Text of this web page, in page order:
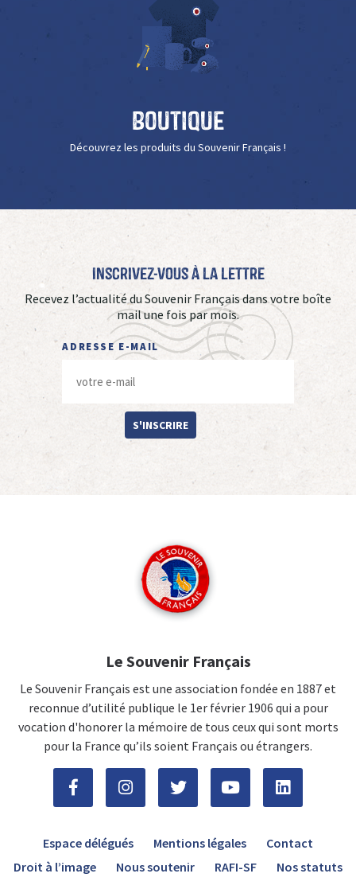
Boutique
Découvrez les produits du Souvenir Français !
Inscrivez-vous à La Lettre
Recevez l’actualité du Souvenir Français dans votre boîte
mail une fois par mois.
ADRESSE E-MAIL
S'INSCRIRE
Le Souvenir Français
Le Souvenir Français est une association fondée en 1887 et
reconnue d’utilité publique le 1er février 1906 qui a pour
vocation d'honorer la mémoire de tous ceux qui sont morts
pour la France qu’ils soient Français ou étrangers.
Espace délégués Mentions légales
Contact
Droit à l’image
Nous soutenir RAFI-SF Nos statuts